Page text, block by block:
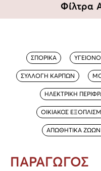
Φίλτρα
ΣΠΟΡΙΚΑ
ΣΥΛΛΟΓΗ ΚΑΡΠΩΝ
ΗΛΕΚΤΡΙΚΗ
ΟΙΚΙΑΚΟΣ
ΑΠΩΘΗΤΙΚΑ ΖΩΩΝ
ΠΑΡΑΓΩΓΟΣ